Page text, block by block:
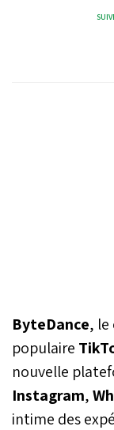
ByteDance,
populaire
nouvelle
Instagram,
intime des